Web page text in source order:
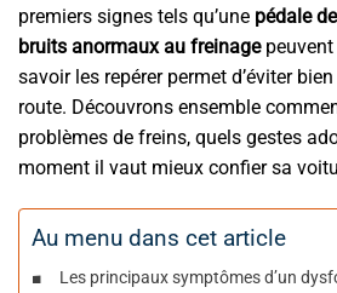
premiers signes tels qu’une pédale
bruits anormaux au freinagepeuvent
savoir les repérer permet d’éviter
route. Découvrons ensemble
problèmes de freins, quels gestes
moment il vaut mieux confier sa
Au menu dans cet article
Les principaux symptômes d’un